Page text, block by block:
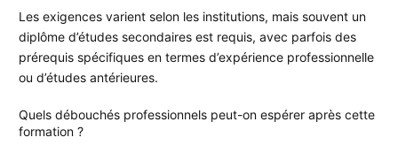
Les exigences varient selon les institutions, mais souvent un
diplôme d’études secondaires est requis, avec parfois des
prérequis spécifiques en termes d’expérience professionnelle
ou d’études antérieures.
Quels débouchés professionnels peut-on espérer après cette
formation ?